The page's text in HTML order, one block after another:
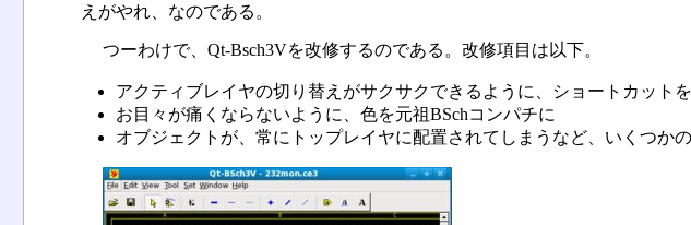
えがやれ、なのである。
つーわけで、Qt-Bsch3Vを改修するのである。改修項目は以下。
アクティブレイヤの切り替えがサクサクできるように、ショートカット
お目々が痛くならないように、色を元祖BSchコンパチに
オブジェクトが、常にトップレイヤに配置されてしまうなど、いくつか